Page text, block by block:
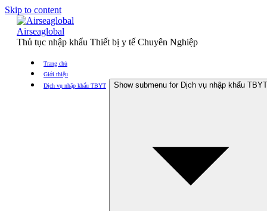
Skip to content
Airseaglobal
Thủ tục nhập khẩu Thiết bị y tế Chuyên Nghiệp
Trang chủ
Giới thiệu
Dịch vụ nhập khẩu TBYT
Show submenu for Dịch vụ nhập khẩu TBYT